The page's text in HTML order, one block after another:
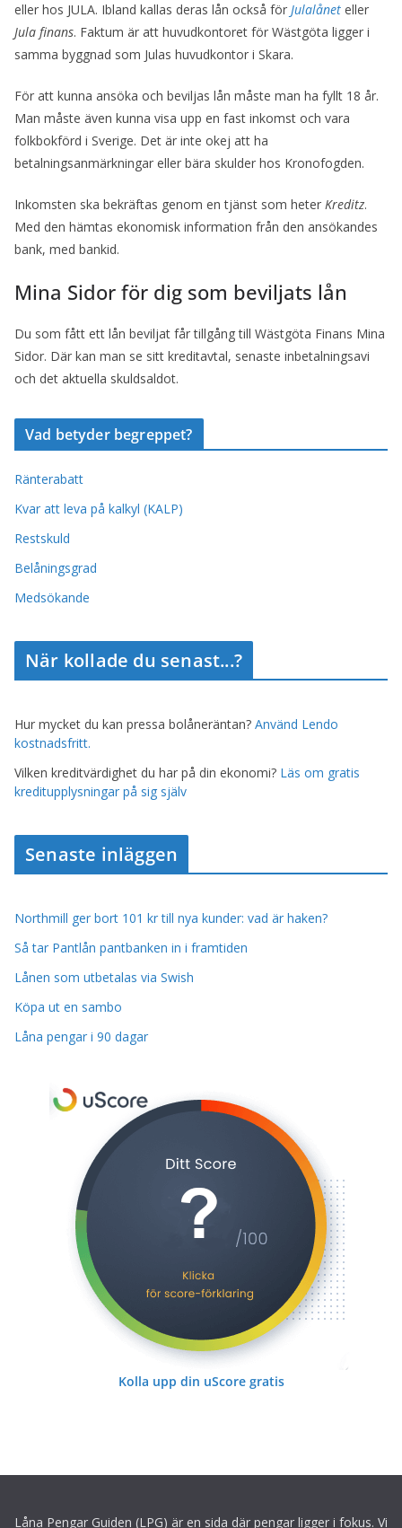
eller hos JULA. Ibland kallas deras lån också för Julalånet eller
Jula finans. Faktum är att huvudkontoret för Wästgöta ligger i
samma byggnad som Julas huvudkontor i Skara.
För att kunna ansöka och beviljas lån måste man ha fyllt 18 år.
Man måste även kunna visa upp en fast inkomst och vara
folkbokförd i Sverige. Det är inte okej att ha
betalningsanmärkningar eller bära skulder hos Kronofogden.
Inkomsten ska bekräftas genom en tjänst som heter Kreditz.
Med den hämtas ekonomisk information från den ansökandes
bank, med bankid.
Mina Sidor för dig som beviljats lån
Du som fått ett lån beviljat får tillgång till Wästgöta Finans Mina
Sidor. Där kan man se sitt kreditavtal, senaste inbetalningsavi
och det aktuella skuldsaldot.
Vad betyder begreppet?
Ränterabatt
Kvar att leva på kalkyl (KALP)
Restskuld
Belåningsgrad
Medsökande
När kollade du senast...?
Hur mycket du kan pressa bolåneräntan? Använd Lendo
kostnadsfritt.
Vilken kreditvärdighet du har på din ekonomi? Läs om gratis
kreditupplysningar på sig själv
Senaste inläggen
Northmill ger bort 101 kr till nya kunder: vad är haken?
Så tar Pantlån pantbanken in i framtiden
Lånen som utbetalas via Swish
Köpa ut en sambo
Låna pengar i 90 dagar
Kolla upp din uScore gratis
Låna Pengar Guiden (LPG) är en sida där pengar ligger i fokus. Vi